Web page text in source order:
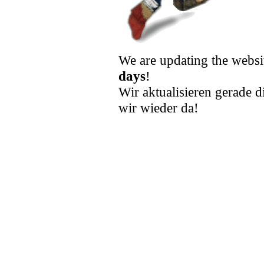
We are updating the
days!
Wir aktualisieren gerade
wir wieder da!